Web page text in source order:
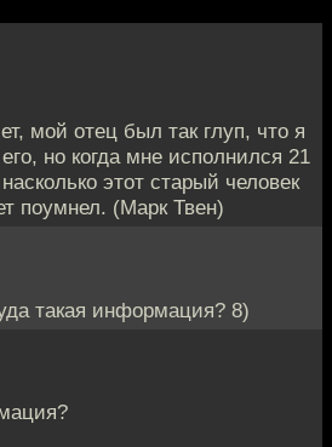
мой отец был так глуп, что я
но когда мне исполнился 21
этот старый человек
поумнел. (Марк Твен)
такая информация? 8)